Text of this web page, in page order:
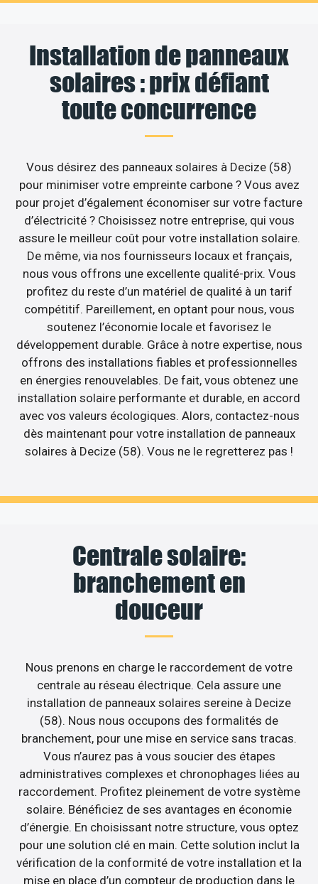
Installation de panneaux
solaires : prix défiant
toute concurrence
Vous désirez des panneaux solaires à Decize (58)
pour minimiser votre empreinte carbone ? Vous avez
pour projet d’également économiser sur votre facture
d’électricité ? Choisissez notre entreprise, qui vous
assure le meilleur coût pour votre installation solaire.
De même, via nos fournisseurs locaux et français,
nous vous offrons une excellente qualité-prix. Vous
profitez du reste d’un matériel de qualité à un tarif
compétitif. Pareillement, en optant pour nous, vous
soutenez l’économie locale et favorisez le
développement durable. Grâce à notre expertise, nous
offrons des installations fiables et professionnelles
en énergies renouvelables. De fait, vous obtenez une
installation solaire performante et durable, en accord
avec vos valeurs écologiques. Alors, contactez-nous
dès maintenant pour votre installation de panneaux
solaires à Decize (58). Vous ne le regretterez pas !
Centrale solaire:
branchement en
douceur
Nous prenons en charge le raccordement de votre
centrale au réseau électrique. Cela assure une
installation de panneaux solaires sereine à Decize
(58). Nous nous occupons des formalités de
branchement, pour une mise en service sans tracas.
Vous n’aurez pas à vous soucier des étapes
administratives complexes et chronophages liées au
raccordement. Profitez pleinement de votre système
solaire. Bénéficiez de ses avantages en économie
d’énergie. En choisissant notre structure, vous optez
pour une solution clé en main. Cette solution inclut la
vérification de la conformité de votre installation et la
mise en place d’un compteur de production dans le